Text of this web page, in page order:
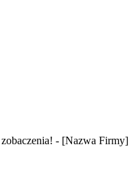
- [Nazwa Firmy]